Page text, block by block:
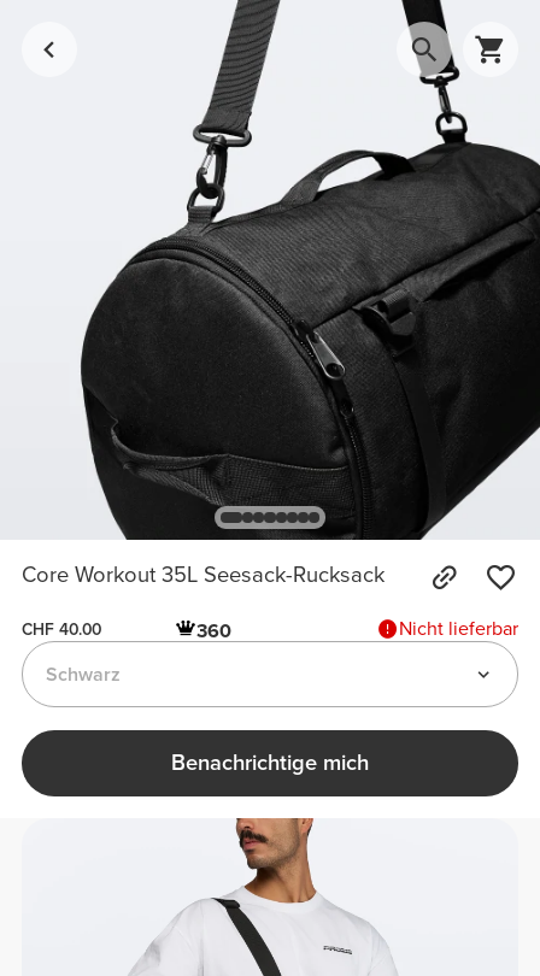
Core Workout 35L Seesack-Rucksack
CHF 40.00 360
Nicht lieferbar
Schwarz
Benachrichtige mich